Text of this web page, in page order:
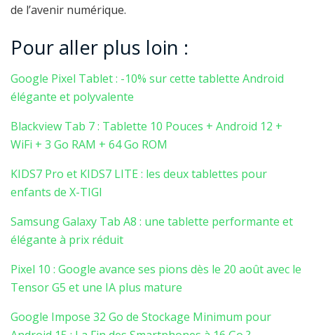
de l’avenir numérique.
Pour aller plus loin :
Google Pixel Tablet : -10% sur cette tablette Android
élégante et polyvalente
Blackview Tab 7 : Tablette 10 Pouces + Android 12 +
WiFi + 3 Go RAM + 64 Go ROM
KIDS7 Pro et KIDS7 LITE : les deux tablettes pour
enfants de X-TIGI
Samsung Galaxy Tab A8 : une tablette performante et
élégante à prix réduit
Pixel 10 : Google avance ses pions dès le 20 août avec le
Tensor G5 et une IA plus mature
Google Impose 32 Go de Stockage Minimum pour